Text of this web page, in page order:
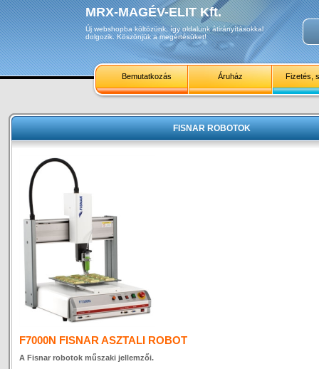
MRX-MAGÉV-ELIT Kft.
Új webshopba költözünk, így oldalunk átirányításokkal
dolgozik. Köszönjük a megértésüket!
Bemutatkozás Áruház Fizetés,
FISNAR ROBOTOK
F7000N FISNAR ASZTALI ROBOT
A Fisnar robotok műszaki jellemzői.